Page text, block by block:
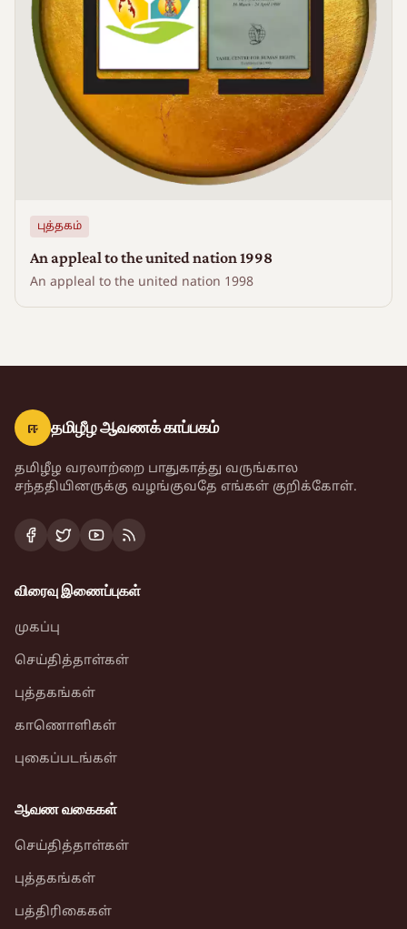
புத்தகம்
An appleal to the united nation 1998
An appleal to the united nation 1998
ஈ தமிழீழ ஆவணக் காப்பகம்
தமிழீழ வரலாற்றை பாதுகாத்து வருங்கால
சந்ததியினருக்கு வழங்குவதே எங்கள் குறிக்கோள்.
விரைவு இணைப்புகள்
முகப்பு
செய்தித்தாள்கள்
புத்தகங்கள்
காணொளிகள்
புகைப்படங்கள்
ஆவண வகைகள்
செய்தித்தாள்கள்
புத்தகங்கள்
பத்திரிகைகள்